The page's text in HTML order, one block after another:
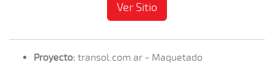
Ver Sitio
Proyecto: transol.com.ar - Maquetado